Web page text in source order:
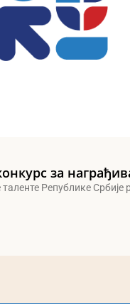
за
Републике Србије